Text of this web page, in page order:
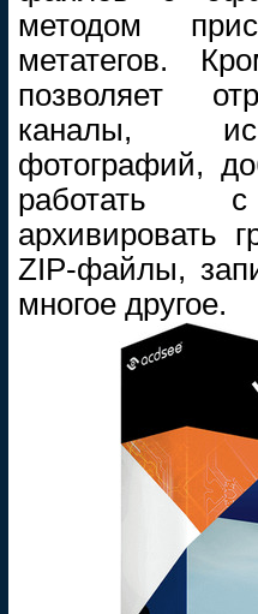
методом
метатегов.
позволяет
каналы,
фотографий,
работать с
архивировать
ZIP-файлы,
многое другое.